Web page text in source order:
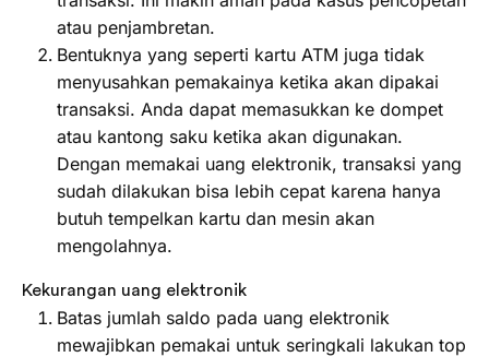
atau penjambretan.
Bentuknya yang seperti kartu ATM juga tidak
menyusahkan pemakainya ketika akan dipakai
transaksi. Anda dapat memasukkan ke dompet
atau kantong saku ketika akan digunakan.
Dengan memakai uang elektronik, transaksi yang
sudah dilakukan bisa lebih cepat karena hanya
butuh tempelkan kartu dan mesin akan
mengolahnya.
Kekurangan uang elektronik
Batas jumlah saldo pada uang elektronik
mewajibkan pemakai untuk seringkali lakukan top